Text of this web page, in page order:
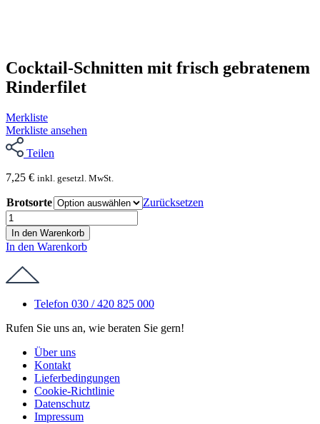
Cocktail-Schnitten mit frisch gebratenem
Rinderfilet
Merkliste
Merkliste ansehen
Teilen
7,25 € inkl. gesetzl. MwSt.
Brotsorte
Zurücksetzen
Cocktail-
Schnitten
mit
frisch
gebratenem
Rinderfilet
In den Warenkorb
In den Warenkorb
Telefon 030 / 420 825 000
Rufen Sie uns an, wie beraten Sie gern!
Über uns
Kontakt
Lieferbedingungen
Cookie-Richtlinie
Datenschutz
Impressum